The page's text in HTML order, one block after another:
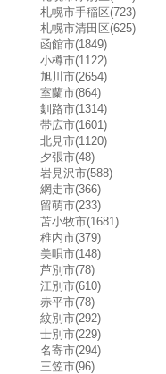
札幌市手稲区(723)
札幌市清田区(625)
函館市(1849)
小樽市(1122)
旭川市(2654)
室蘭市(864)
釧路市(1314)
帯広市(1601)
北見市(1120)
夕張市(48)
岩見沢市(588)
網走市(366)
留萌市(233)
苫小牧市(1681)
稚内市(379)
美唄市(148)
芦別市(78)
江別市(610)
赤平市(78)
紋別市(292)
士別市(229)
名寄市(294)
三笠市(96)